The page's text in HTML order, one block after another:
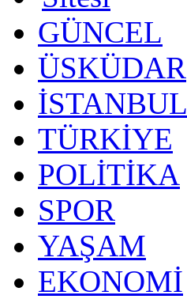
GÜNCEL
ÜSKÜDAR
İSTANBUL
TÜRKİYE
POLİTİKA
SPOR
YAŞAM
EKONOMİ